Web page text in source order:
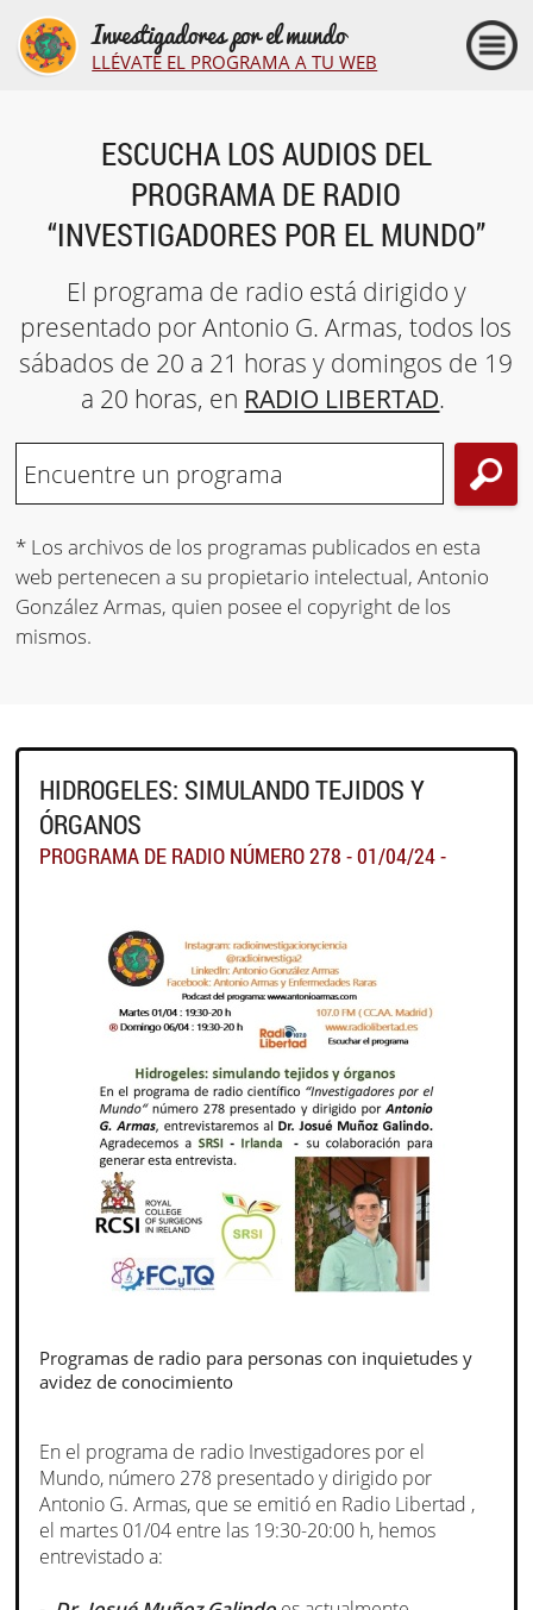
Investigadores por el mundo
LLÉVATE EL PROGRAMA A TU WEB
ESCUCHA LOS AUDIOS DEL
PROGRAMA DE RADIO
“INVESTIGADORES POR EL MUNDO”
El programa de radio está dirigido y
presentado por Antonio G. Armas, todos los
sábados de 20 a 21 horas y domingos de 19
a 20 horas, en RADIO LIBERTAD.
* Los archivos de los programas publicados en esta
web pertenecen a su propietario intelectual, Antonio
González Armas, quien posee el copyright de los
mismos.
HIDROGELES: SIMULANDO TEJIDOS Y
ÓRGANOS
PROGRAMA DE RADIO NÚMERO 278 - 01/04/24 -
Programas de radio para personas con inquietudes y
avidez de conocimiento
En el programa de radio Investigadores por el
Mundo, número 278 presentado y dirigido por
Antonio G. Armas, que se emitió en Radio Libertad ,
el martes 01/04 entre las 19:30-20:00 h, hemos
entrevistado a: